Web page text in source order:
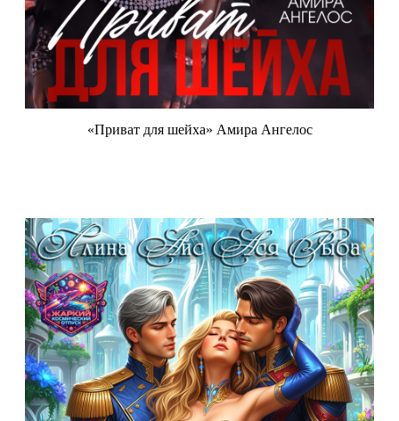
«Приват для шейха» Амира Ангелос